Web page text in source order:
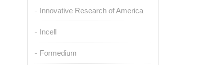
Innovative Research of America
Incell
Formedium